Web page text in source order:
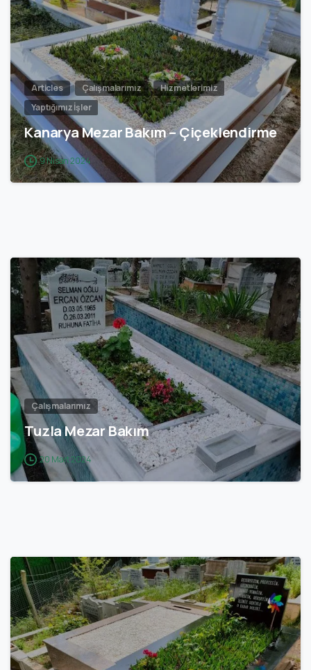
Articles Çalışmalarımız
Hizmetlerimiz
Yaptığımız İşler
Kanarya Mezar Bakım – Çiçeklendirme
9 Nisan 2024
Çalışmalarımız
Tuzla Mezar Bakım
20 Mart 2024
1